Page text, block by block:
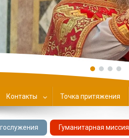
Контакты Точка притяжения
Гуманитарная миссия